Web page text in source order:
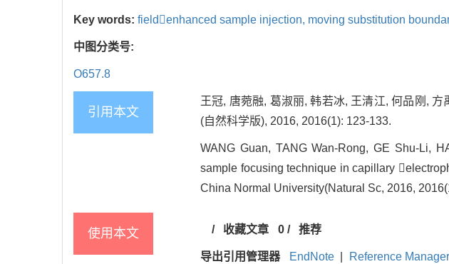
Key words: fieldenhanced sample injection, moving substitution
中图分类号:
O657.8
引用本文
王冠, 唐菀融, 葛淑丽, 韩若冰, 王清江, 何品刚,
(自然科学版), 2016, 2016(1): 123-133.
WANG Guan, TANG Wan-Rong, GE Shu-Li,
sample focusing technique in capillary
China Normal University(Natural Sc, 2016,
使用本文 / 收藏文章 0/ 推荐
导出引用管理器 EndNote Reference Manager